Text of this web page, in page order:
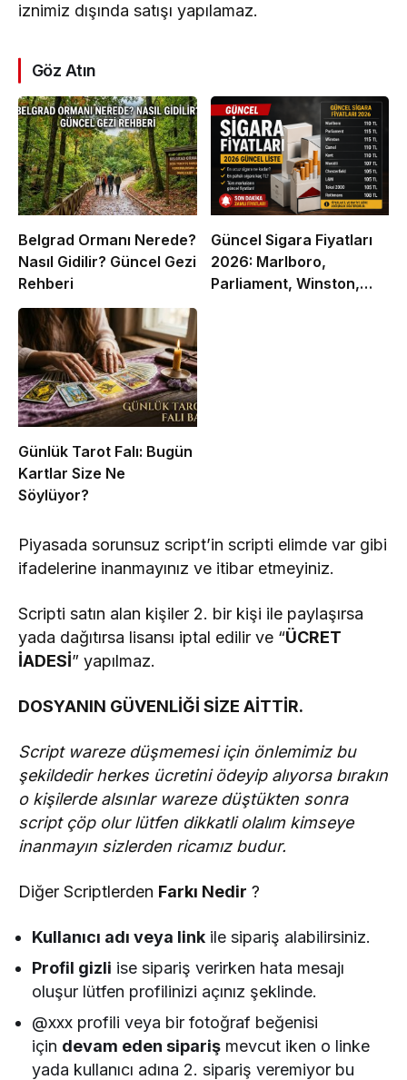
iznimiz dışında satışı yapılamaz.
Göz Atın
Belgrad Ormanı Nerede?
Nasıl Gidilir? Güncel Gezi
Rehberi
Güncel Sigara Fiyatları
2026: Marlboro,
Parliament, Winston,
Günlük Tarot Falı: Bugün
Kartlar Size Ne
Söylüyor?
Piyasada sorunsuz script’in scripti elimde var gibi
ifadelerine inanmayınız ve itibar etmeyiniz.
​Scripti satın alan kişiler 2. bir kişi ile paylaşırsa
yada dağıtırsa lisansı iptal edilir ve “ÜCRET
İADESİ” yapılmaz.
​DOSYANIN GÜVENLİĞİ SİZE AİTTİR.
​Script wareze düşmemesi için önlemimiz bu
şekildedir herkes ücretini ödeyip alıyorsa bırakın
o kişilerde alsınlar wareze düştükten sonra
script çöp olur lütfen dikkatli olalım kimseye
inanmayın sizlerden ricamız budur.
Diğer Scriptlerden Farkı Nedir ?
Kullanıcı adı veya link ile sipariş alabilirsiniz.
Profil gizli ise sipariş verirken hata mesajı
oluşur lütfen profilinizi açınız şeklinde.
@xxx profili veya bir fotoğraf beğenisi
için devam eden sipariş mevcut iken o linke
yada kullanıcı adına 2. sipariş veremiyor bu